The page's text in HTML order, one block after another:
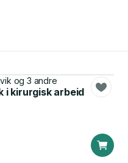
og 3 andre
i kirurgisk arbeid